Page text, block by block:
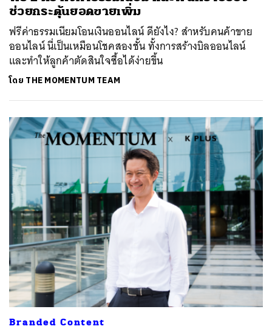
ช่วยกระตุ้นยอดขายเพิ่ม
ฟรีค่าธรรมเนียมโอนเงินออนไลน์ ดียังไง? สำหรับคนค้าขาย
ออนไลน์ นี่เป็นเหมือนโชคสองชั้น ทั้งการสร้างบิลออนไลน์
และทำให้ลูกค้าตัดสินใจซื้อได้ง่ายขึ้น
โดย THE MOMENTUM TEAM
Branded Content
ค้นหา
SHARE TWEET